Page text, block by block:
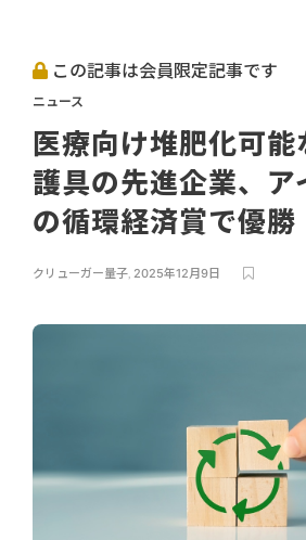
この記事は会員限定記事です
ニュース
医療向け堆肥化可
護具の先進企業、ア
の循環経済賞で優勝
クリューガー量子, 2025年12月9日